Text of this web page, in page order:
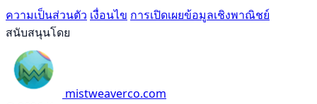
ความเป็นส่วนตัว เงื่อนไข การเปิดเผยข้อมูลเชิงพาณิชย์
สนับสนุนโดย
mistweaverco.com